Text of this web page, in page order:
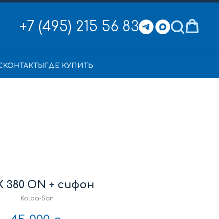
+7 (495) 215 56 83
КОНТАКТЫ ГДЕ КУПИТЬ
380 ON + сифон
Kolpa-San